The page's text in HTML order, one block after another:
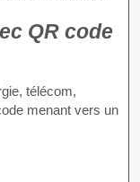
QR code
télécom,
menant vers un